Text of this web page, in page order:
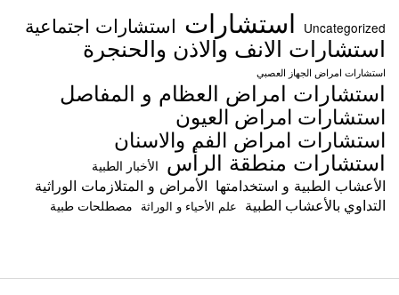
Uncategorized استشارات استشارات اجتماعية
استشارات الانف والاذن والحنجرة
استشارات امراض الجهاز العصبي
استشارات امراض العظام و المفاصل
استشارات امراض العيون
استشارات امراض الفم والاسنان
استشارات منطقة الرأس الأخبار الطبية
الأعشاب الطبية و استخدامتها الأمراض و المتلازمات الوراثية
التداوي بالأعشاب الطبية علم الأحياء و الوراثة مصطلحات طبية